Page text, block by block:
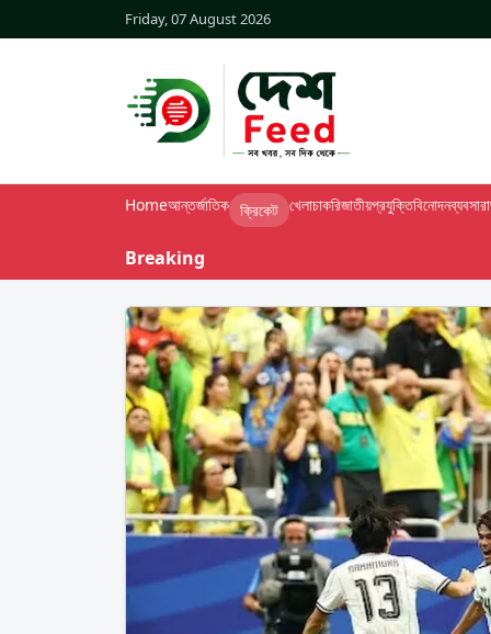
Friday, 07 August 2026
Homeআন্তর্জাতিক ক্রিকেট খেলাচাকরিজাতীয়প্রযুক্তিবিনোদনব্যবসা
Breaking